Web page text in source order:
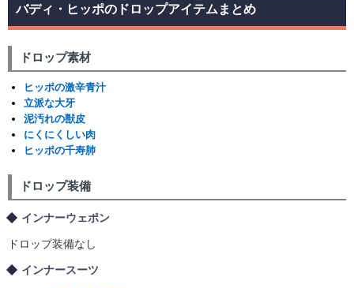
バディ・ヒッポのドロップアイテムまとめ
ドロップ素材
ヒッポの激辛青汁
立派な大牙
泥汚れの獣皮
にくにくしい肉
ヒッポの千寿肺
ドロップ装備
インナーウェポン
ドロップ装備なし
インナースーツ